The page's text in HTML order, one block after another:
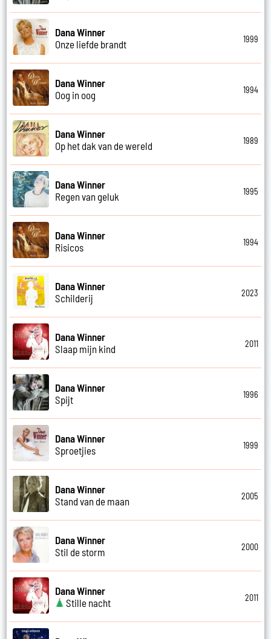
Dana Winner
Onze liefde brandt
1999
Dana Winner
Oog in oog
1994
Dana Winner
Op het dak van de wereld
1989
Dana Winner
Regen van geluk
1995
Dana Winner
Risicos
1994
Dana Winner
Schilderij
2023
Dana Winner
Slaap mijn kind
2011
Dana Winner
Spijt
1996
Dana Winner
Sproetjies
1999
Dana Winner
Stand van de maan
2005
Dana Winner
Stil de storm
2000
Dana Winner
Stille nacht
2011